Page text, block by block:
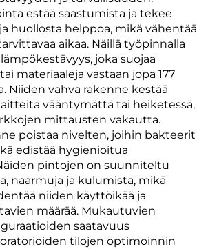
estää saastumista ja tekee
huollosta helppoa, mikä vähentää
aikaa. Näillä työpinnalla
joka suojaa
materiaaleja vastaan jopa 177
Niiden vahva rakenne kestää
vääntymättä tai heiketessä,
mittausten vakautta.
poistaa nivelten, joihin bakteerit
edistää hygienioitua
pintojen on suunniteltu
naarmuja ja kulumista, mikä
niiden käyttöikää ja
määrää. Mukautuvien
saatavuus
tilojen optimoinnin